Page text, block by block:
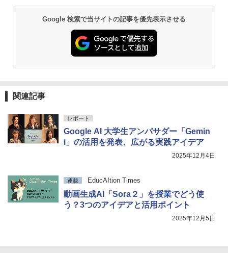
Google 検索で当サイトの記事を優先表示させる
関連記事
レポート
Google AI 大学生アンバサダー「Gemin
i」の活用を発表、広がる実践アイデア
2025年12月4日
連載 EducAItion Times
動画生成AI「Sora２」を授業でどう使
う？3つのアイデアと活用ポイント
2025年12月5日